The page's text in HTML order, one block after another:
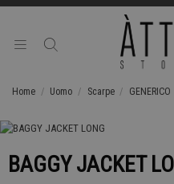
Home Uomo Scarpe GENERICO
BAGGY JACKET